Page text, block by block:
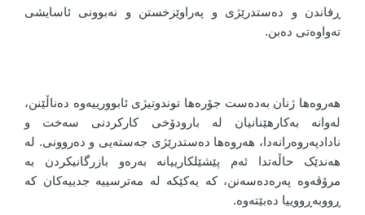
ڕفاندن و دەستدرێژی و پەراوێزخستن و نەبوونی ئاسایشی
تەواوەتی دەبن.
هەروەها ژنان بەدەست جۆرەها توندوتیژی ئابوورییەوە دەناڵێنن،
لەوانە بەکارهێنانیان لە بارودۆخی کارکردنی سەخت و
نادادپەروەرانەدا، هەروەها دەستدرێژی جەستەیی و دەروونی. لە
هەندێک حاڵەتدا ئەم پێشێلکارییانە بەرەو بازرگانیکردن بە
مرۆڤەوە پەرەدەسەنن، کە یەکێکە لە مەترسییە جدییەکان کە
ڕووبەڕووییا دەبێتەوە.